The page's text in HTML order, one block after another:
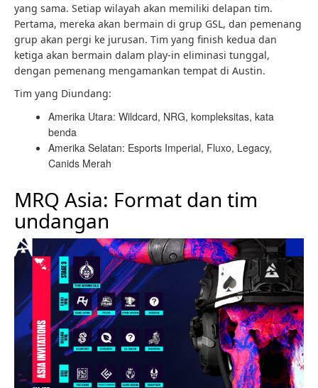
yang sama. Setiap wilayah akan memiliki delapan tim.
Pertama, mereka akan bermain di grup GSL, dan pemenang
grup akan pergi ke jurusan. Tim yang finish kedua dan
ketiga akan bermain dalam play-in eliminasi tunggal,
dengan pemenang mengamankan tempat di Austin.
Tim yang Diundang:
Amerika Utara: Wildcard, NRG, kompleksitas, kata
benda
Amerika Selatan: Esports Imperial, Fluxo, Legacy,
Canids Merah
MRQ Asia: Format dan tim
undangan